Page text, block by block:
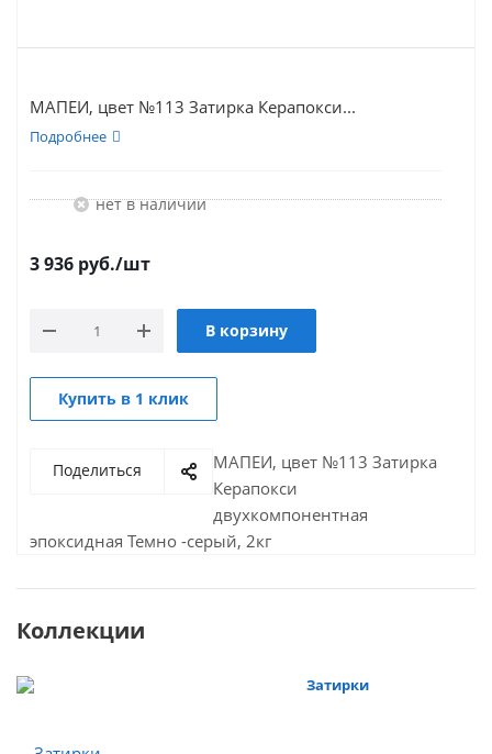
МАПЕИ, цвет №113 Затирка Керапокси...
Подробнее
Нет в наличии
3 936 руб./шт
В корзину
Купить в 1 клик
Поделиться
МАПЕИ, цвет №113 Затирка
Керапокси
двухкомпонентная
эпоксидная Темно -серый, 2кг
Коллекции
Затирки